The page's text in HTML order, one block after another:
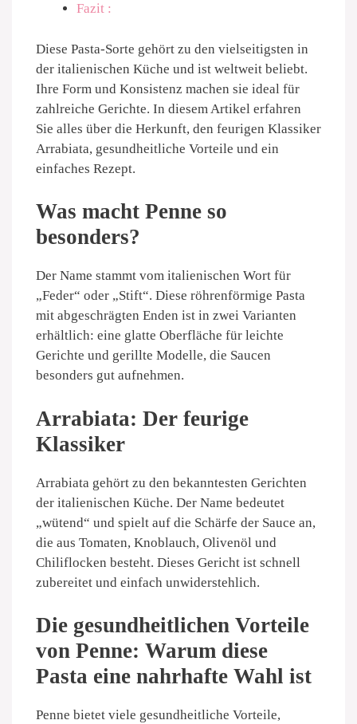
Fazit :
Diese Pasta-Sorte gehört zu den vielseitigsten in
der italienischen Küche und ist weltweit beliebt.
Ihre Form und Konsistenz machen sie ideal für
zahlreiche Gerichte. In diesem Artikel erfahren
Sie alles über die Herkunft, den feurigen Klassiker
Arrabiata, gesundheitliche Vorteile und ein
einfaches Rezept.
Was macht Penne so
besonders?
Der Name stammt vom italienischen Wort für
„Feder“ oder „Stift“. Diese röhrenförmige Pasta
mit abgeschrägten Enden ist in zwei Varianten
erhältlich: eine glatte Oberfläche für leichte
Gerichte und gerillte Modelle, die Saucen
besonders gut aufnehmen.
Arrabiata: Der feurige
Klassiker
Arrabiata gehört zu den bekanntesten Gerichten
der italienischen Küche. Der Name bedeutet
„wütend“ und spielt auf die Schärfe der Sauce an,
die aus Tomaten, Knoblauch, Olivenöl und
Chiliflocken besteht. Dieses Gericht ist schnell
zubereitet und einfach unwiderstehlich.
Die gesundheitlichen Vorteile
von Penne: Warum diese
Pasta eine nahrhafte Wahl ist
Penne bietet viele gesundheitliche Vorteile,